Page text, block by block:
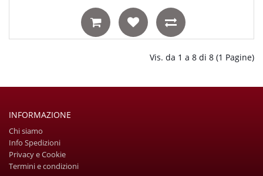
Vis. da 1 a 8 di 8 (1 Pagine)
INFORMAZIONE
Chi siamo
Info Spedizioni
Privacy e Cookie
Termini e condizioni